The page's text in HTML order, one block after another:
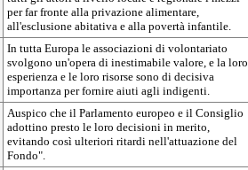
per far fronte alla privazione alimentare,
all'esclusione abitativa e alla povertà infantile.
In tutta Europa le associazioni di volontariato
svolgono un'opera di inestimabile valore, e la loro
esperienza e le loro risorse sono di decisiva
importanza per fornire aiuti agli indigenti.
Auspico che il Parlamento europeo e il Consiglio
adottino presto le loro decisioni in merito,
evitando così ulteriori ritardi nell'attuazione del
Fondo".